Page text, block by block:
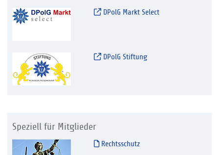
DPolG Markt Select
DPolG Stiftung
Speziell für Mitglieder
Rechtsschutz